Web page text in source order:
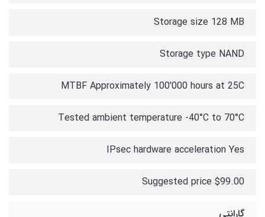
Storage size 128 MB
Storage type NAND
MTBF Approximately 100'000 hours at 25C
Tested ambient temperature -40°C to 70°C
IPsec hardware acceleration Yes
Suggested price $99.00
گارانتی